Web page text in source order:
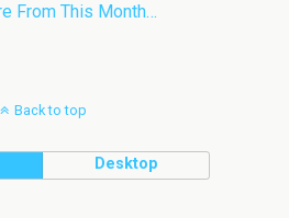
From This Month…
Back to top
Desktop